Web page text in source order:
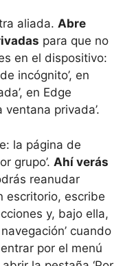
aliada. Abre
para que no
en el dispositivo:
incógnito’, en
en Edge
ventana privada’.
la página de
grupo’. Ahí verás
reanudar
escritorio, escribe
y, bajo ella,
cuando
por el menú